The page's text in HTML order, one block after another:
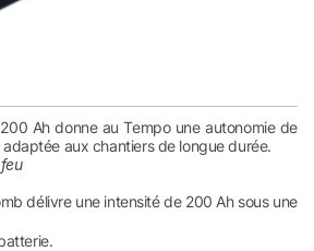
Ah donne au Tempo une autonomie de
aux chantiers de longue durée.
délivre une intensité de 200 Ah sous une